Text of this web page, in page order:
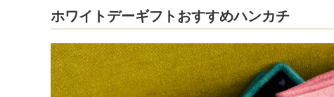
ホワイトデーギフトおすすめハンカチ